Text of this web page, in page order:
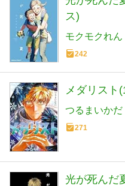
ス)
モクモクれん
242
メダリスト
つるまいかだ
271
光が死んだ